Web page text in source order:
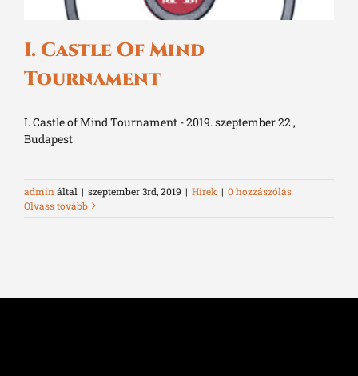
I. Castle Of Mind
Tournament
I. Castle of Mind Tournament - 2019. szeptember 22.,
Budapest
admin által | szeptember 3rd, 2019 | Hírek | 0 hozzászólás
Olvass tovább